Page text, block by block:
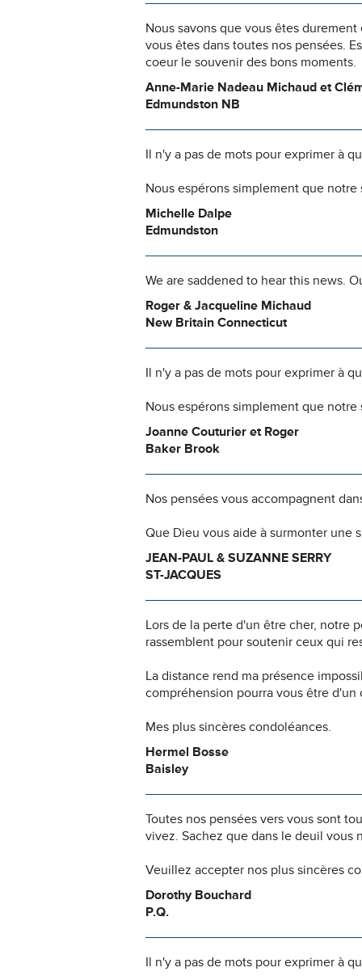
Nous savons que vous êtes
vous êtes dans toutes nos pensées.
coeur le souvenir des bons moments.
Anne-Marie Nadeau Michaud et
Edmundston NB
Il n'y a pas de mots pour exprimer à
Nous espérons simplement que
Michelle Dalpe
Edmundston
We are saddened to hear this news.
Roger & Jacqueline Michaud
New Britain Connecticut
Il n'y a pas de mots pour exprimer à
Nous espérons simplement que
Joanne Couturier et Roger
Baker Brook
Nos pensées vous accompagnent
Que Dieu vous aide à surmonter une
JEAN-PAUL & SUZANNE SERRY
ST-JACQUES
Lors de la perte d'un être cher, notre
rassemblent pour soutenir ceux qui
La distance rend ma présence
compréhension pourra vous être d'un
Mes plus sincères condoléances.
Hermel Bosse
Baisley
Toutes nos pensées vers vous sont
vivez. Sachez que dans le deuil vous
Veuillez accepter nos plus sincères
Dorothy Bouchard
P.Q.
Il n'y a pas de mots pour exprimer à